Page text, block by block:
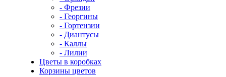
- Фрезии
- Георгины
- Гортензии
- Диантусы
- Каллы
- Лилии
Цветы в коробках
Корзины цветов